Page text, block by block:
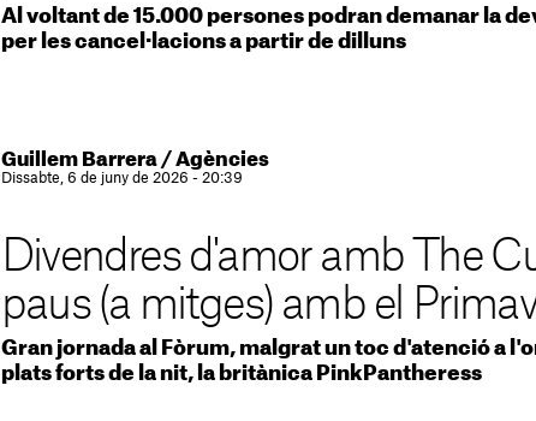
Al voltant de 15.000 persones podran demanar la
per les cancel·lacions a partir de dilluns
Guillem Barrera / Agències
Dissabte, 6 de juny de 2026 - 20:39
Divendres d'amor amb The
paus (a mitges) amb el
Gran jornada al Fòrum, malgrat un toc d'atenció a
plats forts de la nit, la britànica PinkPantheress